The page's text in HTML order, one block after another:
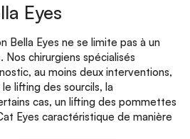
Eyes
Bella Eyes ne se limite pas à un
Nos chirurgiens spécialisés
au moins deux interventions,
lifting des sourcils, la
cas, un lifting des pommettes
Eyes caractéristique de manière